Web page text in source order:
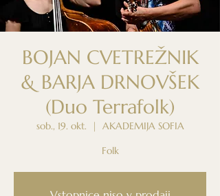
BOJAN CVETREŽNIK
& BARJA DRNOVŠEK
(Duo Terrafolk)
sob., 19. okt.
  |
AKADEMIJA SOFIA
Folk